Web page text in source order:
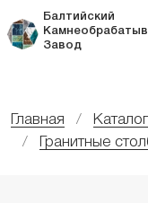
Балтийский
Завод
Главная Каталог
Гранитные